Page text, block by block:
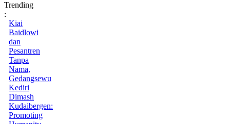
Trending
:
Kiai
Baidlowi
dan
Pesantren
Tanpa
Nama,
Gedangsewu
Kediri
Dimash
Kudaibergen:
Promoting